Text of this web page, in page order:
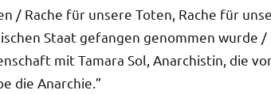
/ Rache für unsere Toten, Rache für
Staat gefangen genommen wurde /
mit Tamara Sol, Anarchistin, die
die Anarchie.”